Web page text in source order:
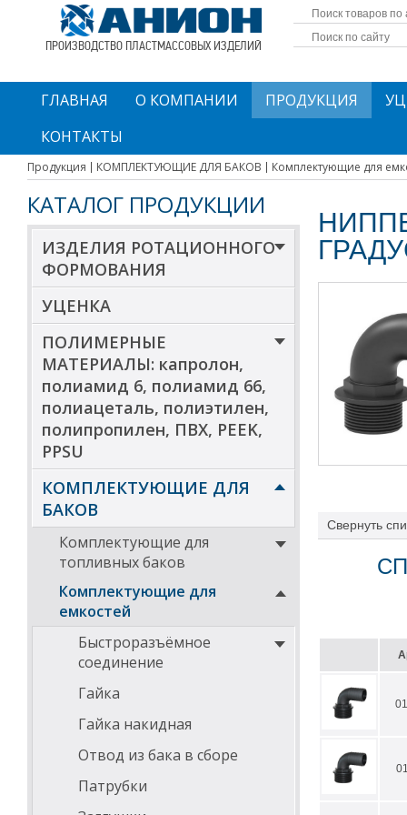
ПРОИЗВОДСТВО ПЛАСТМАССОВЫХ ИЗДЕЛИЙ
ГЛАВНАЯ О КОМПАНИИ ПРОДУКЦИЯ
КОНТАКТЫ
Продукция КОМПЛЕКТУЮЩИЕ ДЛЯ БАКОВ Комплектующие для
КАТАЛОГ ПРОДУКЦИИ
ИЗДЕЛИЯ РОТАЦИОННОГО
ФОРМОВАНИЯ
УЦЕНКА
ПОЛИМЕРНЫЕ
МАТЕРИАЛЫ: капролон,
полиамид 6, полиамид 66,
полиацеталь, полиэтилен,
полипропилен, ПВХ, PEEK,
PPSU
КОМПЛЕКТУЮЩИЕ ДЛЯ
БАКОВ
Комплектующие для
топливных баков
Комплектующие для
емкостей
Быстроразъёмное
соединение
Гайка
Гайка накидная
Отвод из бака в сборе
Патрубки
Свернуть